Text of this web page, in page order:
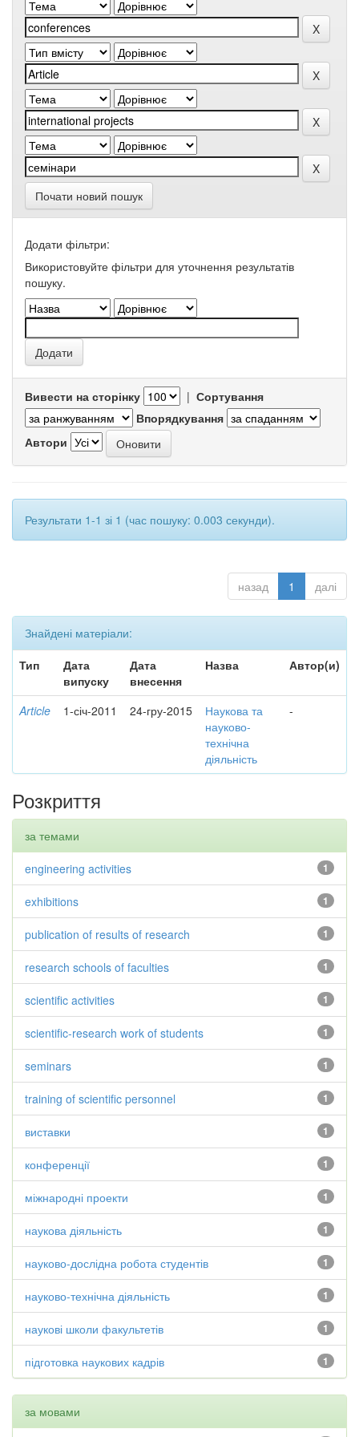
Почати новий пошук
Додати фільтри:
Використовуйте фільтри для уточнення результатів
пошуку.
Вивести на сторінку | Сортування
Впорядкування
Автори
Результати 1-1 зі 1 (час пошуку: 0.003 секунди).
назад 1 далі
Знайдені матеріали:
Тип
Дата
випуску
Дата
внесення
Назва Автор(и)
Article 1-січ-2011 24-гру-2015
Наукова та
науково-
технічна
діяльність
-
Розкриття
за темами
1
engineering activities
1
exhibitions
1
publication of results of research
1
research schools of faculties
1
scientific activities
1
scientific-research work of students
1
seminars
1
training of scientific personnel
1
виставки
1
конференції
1
міжнародні проекти
1
наукова діяльність
1
науково-дослідна робота студентів
1
науково-технічна діяльність
1
наукові школи факультетів
1
підготовка наукових кадрів
за мовами